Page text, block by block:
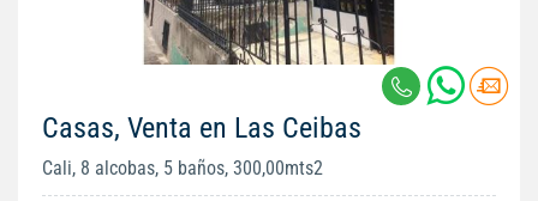
Casas, Venta en Las Ceibas
Cali, 8 alcobas, 5 baños, 300,00mts2